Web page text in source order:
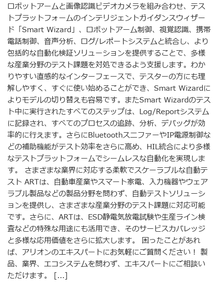
ロボットアームと画像認識ビデオカメラを組み合わせ、テス
トプラットフォームのインテリジェントガイダンスウィザー
ド「Smart Wizard」、ロボットアーム制御、視覚認識、携帯
電話制御、音声分析、ログ/レポートシステムと統合し、より
包括的な自動化検証ソリューションを提供することで、多様
な産業分野のテスト課題を対処できるよう支援します。わか
りやすい直感的なインターフェースで、テスターの方にも理
解しやすく、すぐに使い始めることができ、Smart Wizardに
よりモデルの切り替えも容易です。またSmart Wizardのテス
ト中に実行されたすべてのステップは、Log/Reportシステム
に記録され、すべてのプロセスの追跡、分析、デバッグが効
率的に行えます。さらにBluetoothスニファーやIP電源制御な
どの補助機能がテスト効率をさらに高め、HIL統合により多様
なテストプラットフォームでシームレスな自動化を実現しま
す。 さまざまな業界に対応する柔軟でスケーラブルな自動テ
スト ARTは、自動車産業やスマート家電、入力機器やウェア
ラブル製品などの製品分野を問わず、自動テストソリューシ
ョンを提供し、さまざまな産業分野のテスト課題に対応可能
です。さらに、ARTは、ESD静電気放電試験や生産ライン検
査などの特殊な用途にも活用でき、そのサービスカバレッジ
と多様な応用価値をさらに拡大します。 困ったことがあれ
ば、アリオンのエキスパートにお気軽にご質問ください！ 製
品、業界、エコシステムを問わず、エキスパートにご相談い
ただけます。 [...]